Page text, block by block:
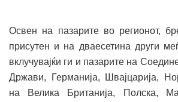
Освен на пазарите во регионот,
присутен и на дваесетина други
вклучувајќи ги и пазарите на
Држави, Германија, Швајцарија,
на Велика Британија, Полска,